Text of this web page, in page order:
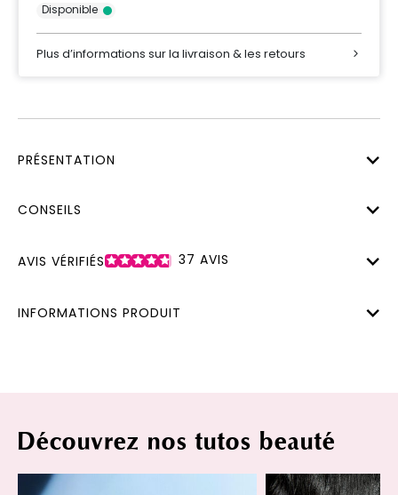
Disponible
Plus d’informations sur la livraison & les retours
PRÉSENTATION
CONSEILS
AVIS VÉRIFIÉS 37 AVIS
INFORMATIONS PRODUIT
Découvrez nos tutos beauté